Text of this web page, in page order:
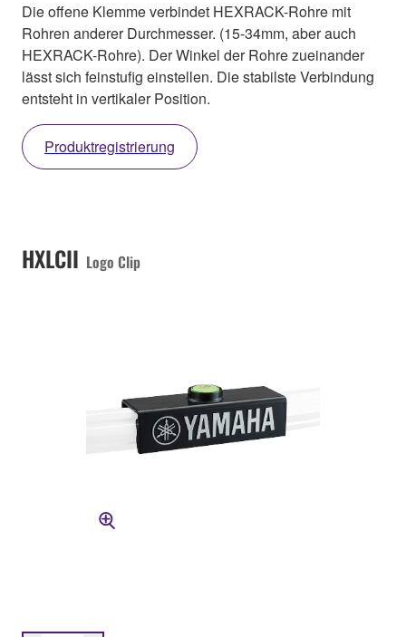
Die offene Klemme verbindet HEXRACK-Rohre mit
Rohren anderer Durchmesser. (15-34mm, aber auch
HEXRACK-Rohre). Der Winkel der Rohre zueinander
lässt sich feinstufig einstellen. Die stabilste Verbindung
entsteht in vertikaler Position.
Produktregistrierung
HXLCII Logo Clip